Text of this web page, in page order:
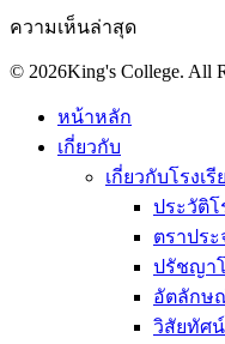
ความเห็นล่าสุด
© 2026King's College. All
หน้าหลัก
เกี่ยวกับ
เกี่ยวกับโรงเรี
ประวัติโ
ตราประ
ปรัชญา
อัตลักษ
วิสัยทัศ